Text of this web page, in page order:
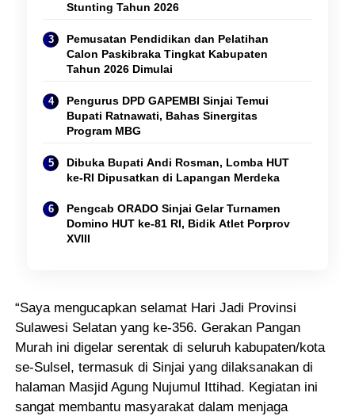
Stunting Tahun 2026
Pemusatan Pendidikan dan Pelatihan
Calon Paskibraka Tingkat Kabupaten
Tahun 2026 Dimulai
Pengurus DPD GAPEMBI Sinjai Temui
Bupati Ratnawati, Bahas Sinergitas
Program MBG
Dibuka Bupati Andi Rosman, Lomba HUT
ke-RI Dipusatkan di Lapangan Merdeka
Pengcab ORADO Sinjai Gelar Turnamen
Domino HUT ke-81 RI, Bidik Atlet Porprov
XVIII
“Saya mengucapkan selamat Hari Jadi Provinsi
Sulawesi Selatan yang ke-356. Gerakan Pangan
Murah ini digelar serentak di seluruh kabupaten/kota
se-Sulsel, termasuk di Sinjai yang dilaksanakan di
halaman Masjid Agung Nujumul Ittihad. Kegiatan ini
sangat membantu masyarakat dalam menjaga